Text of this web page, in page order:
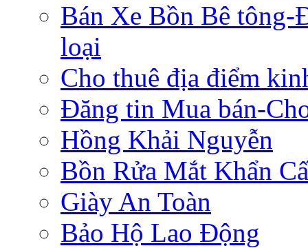
Bán Xe Bồn Bê tông-
loại
Cho thuê địa điểm
Đăng tin Mua bán-
Hồng Khải Nguyễn
Bồn Rửa Mắt Khẩn
Giày An Toàn
Bảo Hộ Lao Động